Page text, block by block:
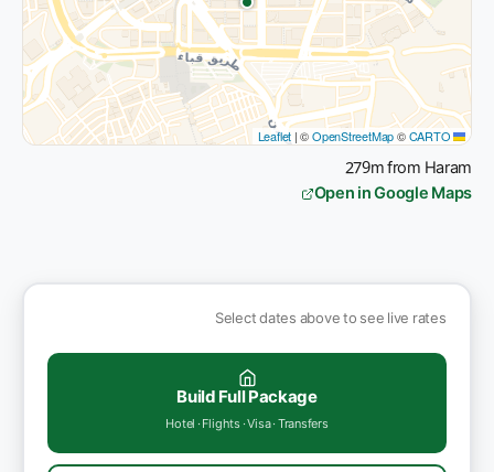
Leaflet
|©OpenStreetMap©CARTO
279m from Haram
Open in Google Maps
Select dates above to see live rates
Build Full Package
Hotel · Flights · Visa · Transfers